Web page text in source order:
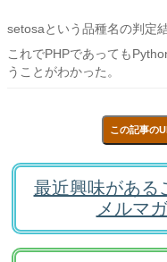
setosaという品種名の判定
これでPHPであっても
うことがわかった。
この記事の
最近興味がある
メルマ